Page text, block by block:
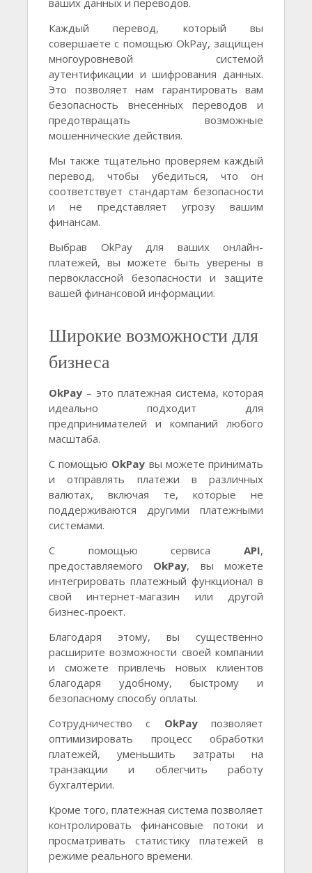
ваших данных и переводов.
Каждый перевод, который вы
совершаете с помощью OkPay, защищен
многоуровневой системой
аутентификации и шифрования данных.
Это позволяет нам гарантировать вам
безопасность внесенных переводов и
предотвращать возможные
мошеннические действия.
Мы также тщательно проверяем каждый
перевод, чтобы убедиться, что он
соответствует стандартам безопасности
и не представляет угрозу вашим
финансам.
Выбрав OkPay для ваших онлайн-
платежей, вы можете быть уверены в
первоклассной безопасности и защите
вашей финансовой информации.
Широкие возможности для
бизнеса
OkPay – это платежная система, которая
идеально подходит для
предпринимателей и компаний любого
масштаба.
С помощью OkPay вы можете принимать
и отправлять платежи в различных
валютах, включая те, которые не
поддерживаются другими платежными
системами.
С помощью сервиса API,
предоставляемого OkPay, вы можете
интегрировать платежный функционал в
свой интернет-магазин или другой
бизнес-проект.
Благодаря этому, вы существенно
расширите возможности своей компании
и сможете привлечь новых клиентов
благодаря удобному, быстрому и
безопасному способу оплаты.
Сотрудничество с OkPayпозволяет
оптимизировать процесс обработки
платежей, уменьшить затраты на
транзакции и облегчить работу
бухгалтерии.
Кроме того, платежная система позволяет
контролировать финансовые потоки и
просматривать статистику платежей в
режиме реального времени.